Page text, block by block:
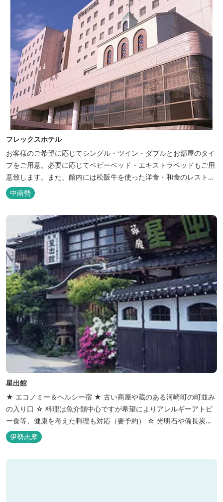
フレックスホテル
お客様のご希望に応じてシングル・ツイン・ダブルとお部屋のタイ
プをご用意。必要に応じてベビーベッド・エキストラベッドもご用
意致します。また、館内には松阪牛を使った洋食・和食のレストラ
ンと喫茶があります。伊勢神宮参拝や、伊勢志摩、東紀州への観光
の拠点にご利用ください。
中南勢
星出館
★ エコノミー＆ヘルシー宿 ★ 古い商屋や蔵のある河崎町の町並み
の入り口 ☆ 料理は魚介類中心ですが希望によりアレルギーアトピ
ー食等、健康を考えた料理も対応（要予約） ☆ 光明石や備長炭を
設置した青森ヒバと信楽焼のお風呂で心身のリフレッシュを！
【Japanese Inn Group 会員です】
伊勢志摩